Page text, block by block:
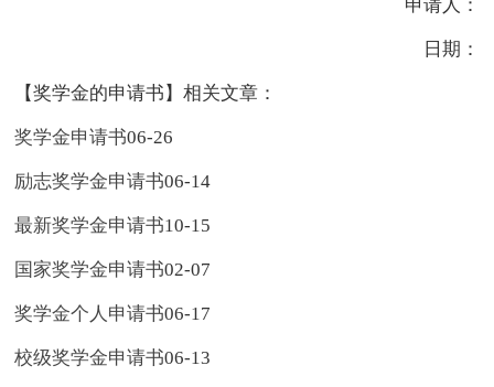
申请人：
日期：
【奖学金的申请书】相关文章：
奖学金申请书06-26
励志奖学金申请书06-14
最新奖学金申请书10-15
国家奖学金申请书02-07
奖学金个人申请书06-17
校级奖学金申请书06-13